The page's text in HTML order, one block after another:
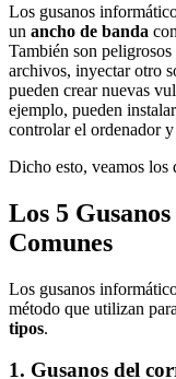
Los gusanos
un ancho de banda
También son
archivos, inyectar otro
pueden crear nuevas
ejemplo, pueden
controlar el ordenador
Dicho esto, veamos los
Los 5
Comunes
Los gusanos
método que utilizan
tipos.
1. Gusanos del